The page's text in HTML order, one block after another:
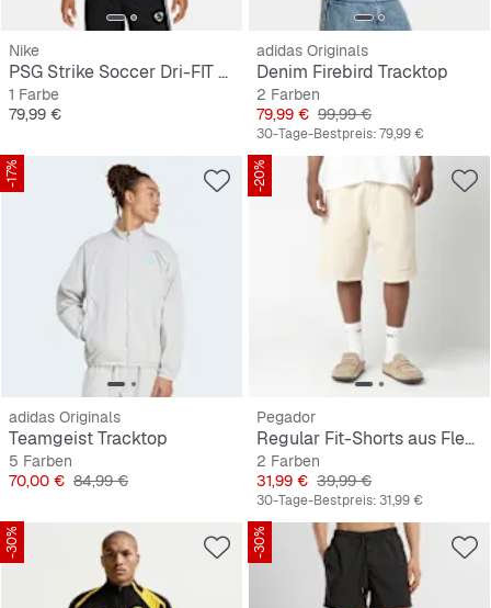
Nike
PSG Strike Soccer Dri-FIT Short-Sleeve Top
1 Farbe
Preis
79,99 €
adidas Originals
Denim Firebird Tracktop
2 Farben
Preis
79,99 € Originalpreis
99,99 €
30-Tage-Bestpreis:79,99 €
-17%
adidas Originals
Teamgeist Tracktop
5 Farben
Preis
70,00 € Originalpreis
84,99 €
-20%
Pegador
Regular Fit-Shorts aus Fleece
2 Farben
Preis
31,99 € Originalpreis
39,99 €
30-Tage-Bestpreis:31,99 €
-30% -30%